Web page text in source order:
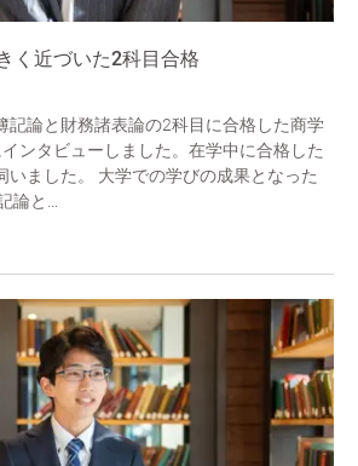
く近づいた2科目合格
記論と財務諸表論の2科目に合格した商学
ンタビューしました。在学中に合格した
いました。 大学での学びの成果となった
と...